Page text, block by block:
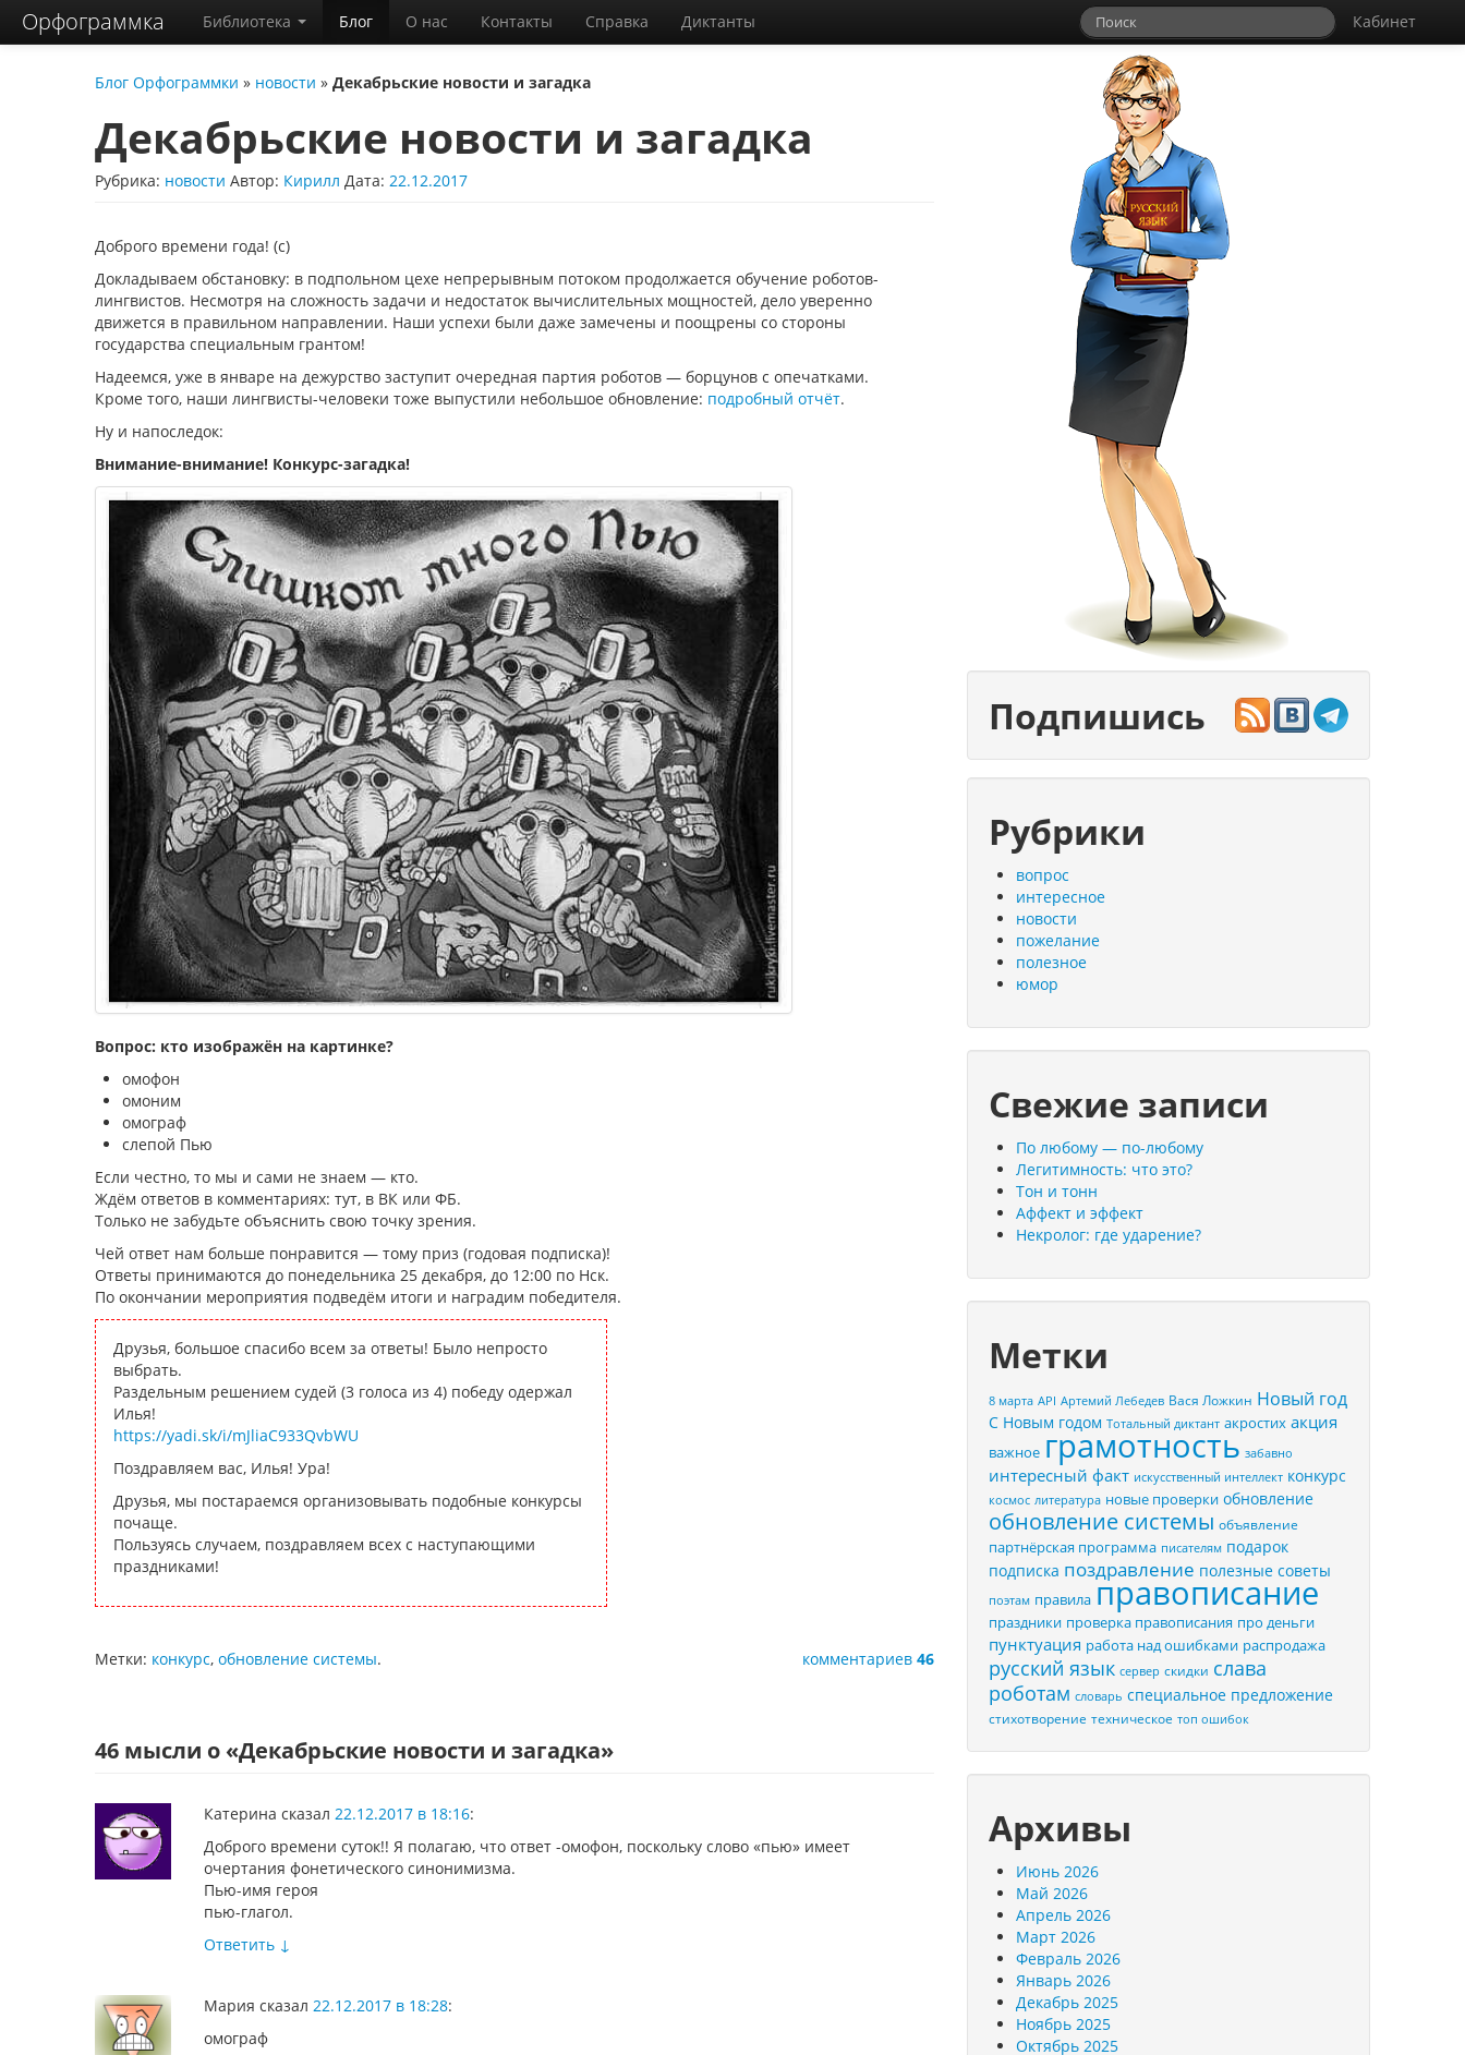
Орфограммка Кабинет
Библиотека Блог О нас Контакты Справка Диктанты
Блог Орфограммки » новости » Декабрьские новости и загадка
Декабрьские новости и загадка
Рубрика: новости Автор: Кирилл Дата: 22.12.2017
Доброго времени года! (с)
Докладываем обстановку: в подпольном цехе непрерывным потоком продолжается обучение роботов-
лингвистов. Несмотря на сложность задачи и недостаток вычислительных мощностей, дело уверенно
движется в правильном направлении. Наши успехи были даже замечены и поощрены со стороны
государства специальным грантом!
Надеемся, уже в январе на дежурство заступит очередная партия роботов — борцунов с опечатками.
Кроме того, наши лингвисты-человеки тоже выпустили небольшое обновление: подробный отчёт.
Ну и напоследок:
Внимание-внимание! Конкурс-загадка!
Вопрос: кто изображён на картинке?
омофон
омоним
омограф
слепой Пью
Если честно, то мы и сами не знаем — кто.
Ждём ответов в комментариях: тут, в ВК или ФБ.
Только не забудьте объяснить свою точку зрения.
Чей ответ нам больше понравится — тому приз (годовая подписка)!
Ответы принимаются до понедельника 25 декабря, до 12:00 по Нск.
По окончании мероприятия подведём итоги и наградим победителя.
Друзья, большое спасибо всем за ответы! Было непросто
выбрать.
Раздельным решением судей (3 голоса из 4) победу одержал
Илья!
https://yadi.sk/i/mJliaC933QvbWU
Поздравляем вас, Илья! Ура!
Друзья, мы постараемся организовывать подобные конкурсы
почаще.
Пользуясь случаем, поздравляем всех с наступающими
праздниками!
комментариев 46
Метки: конкурс, обновление системы.
46 мысли о «Декабрьские новости и загадка»
Катерина сказал 22.12.2017 в 18:16:
Доброго времени суток!! Я полагаю, что ответ -омофон, поскольку слово «пью» имеет
очертания фонетического синонимизма.
Пью-имя героя
пью-глагол.
Ответить ↓
Мария сказал 22.12.2017 в 18:28:
омограф
Подпишись
Рубрики
вопрос
интересное
новости
пожелание
полезное
юмор
Свежие записи
По любому — по-любому
Легитимность: что это?
Тон и тонн
Аффект и эффект
Некролог: где ударение?
Метки
8 марта API Артемий Лебедев Вася Ложкин Новый год
С Новым годом Тотальный диктант акростих акция
важное грамотность забавно
интересный факт искусственный интеллект конкурс
космос литература новые проверки обновление
обновление системы объявление
партнёрская программа писателям подарок
подписка поздравление полезные советы
поэтам правила правописание
праздники проверка правописания про деньги
пунктуация работа над ошибками распродажа
русский язык сервер скидки слава
роботам словарь специальное предложение
стихотворение техническое топ ошибок
Архивы
Июнь 2026
Май 2026
Апрель 2026
Март 2026
Февраль 2026
Январь 2026
Декабрь 2025
Ноябрь 2025
Октябрь 2025